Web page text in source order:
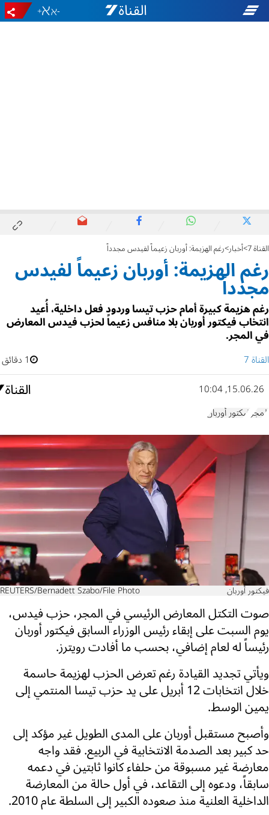
-
+
القناة 7 أخبار رغم الهزيمة: أوربان زعيماً لفيدس مجدداً
رغم الهزيمة: أوربان زعيماً لفيدس
مجدداً
رغم هزيمة كبيرة أمام حزب تيسا وردود فعل داخلية، أُعيد
انتخاب فيكتور أوربان بلا منافس زعيماً لحزب فيدس المعارض
في المجر.
القناة 7
1 دقائق
15.06.26, 10:04
المجرفيكتور أوربان
فيكتور أوربان REUTERS/Bernadett Szabo/File Photo
صوت التكتل المعارض الرئيسي في المجر، حزب فيدس،
يوم السبت على إبقاء رئيس الوزراء السابق فيكتور أوربان
رئيساً له لعام إضافي، بحسب ما أفادت رويترز.
ويأتي تجديد القيادة رغم تعرض الحزب لهزيمة حاسمة
خلال انتخابات 12 أبريل على يد حزب تيسا المنتمي إلى
يمين الوسط.
وأصبح مستقبل أوربان على المدى الطويل غير مؤكد إلى
حد كبير بعد الصدمة الانتخابية في الربيع. فقد واجه
معارضة غير مسبوقة من حلفاء كانوا ثابتين في دعمه
سابقاً، ودعوه إلى التقاعد، في أول حالة من المعارضة
الداخلية العلنية منذ صعوده الكبير إلى السلطة عام 2010.